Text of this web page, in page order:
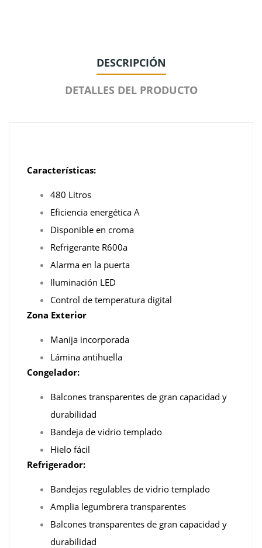
DESCRIPCIÓN
DETALLES DEL PRODUCTO
Características:
480 Litros
Eficiencia energética A
Disponible en croma
Refrigerante R600a
Alarma en la puerta
Iluminación LED
Control de temperatura digital
Zona Exterior
Manija incorporada
Lámina antihuella
Congelador:
Balcones transparentes de gran capacidad y
durabilidad
Bandeja de vidrio templado
Hielo fácil
Refrigerador:
Bandejas regulables de vidrio templado
Amplia legumbrera transparentes
Balcones transparentes de gran capacidad y
durabilidad